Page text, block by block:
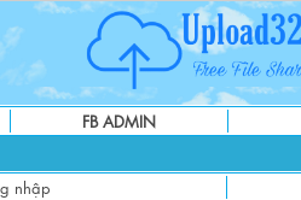
FB ADMIN
nhập